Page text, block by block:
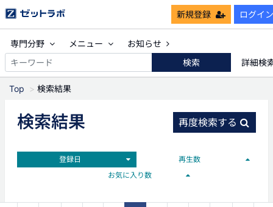
新規登録 ログイン
専門分野 メニュー
お知らせ
検索
詳細検
Top 検索結果
検索結果 再度検索する
登録日
再生数
お気に入り数